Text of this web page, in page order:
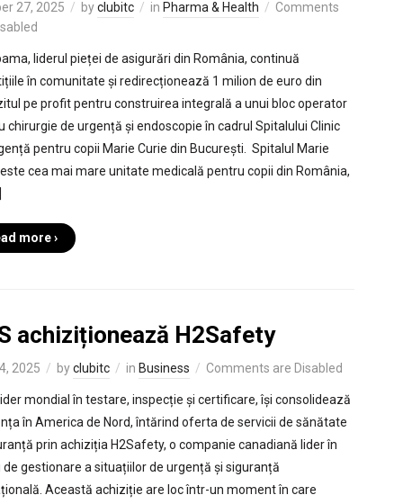
27, 2025 byclubitc in Pharma & Health
Comments
liderul pieței de asigurări din România, continuă
în comunitate și redirecționează 1 milion de euro din
pe profit pentru construirea integrală a unui bloc operator
chirurgie de urgență și endoscopie în cadrul Spitalului Clinic
pentru copii Marie Curie din București. Spitalul Marie
cea mai mare unitate medicală pentru copii din România,
more ›
achiziționează H2Safety
2025 byclubitc in Business Comments are Disabled
mondial în testare, inspecție și certificare, își consolidează
în America de Nord, întărind oferta de servicii de sănătate
prin achiziția H2Safety, o companie canadiană lider în
de gestionare a situațiilor de urgență și siguranță
Această achiziție are loc într-un moment în care